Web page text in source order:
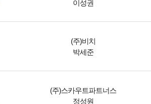
이성권
(주)비치
박세준
(주)스카우트파트너스
정성원